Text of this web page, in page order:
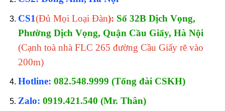
CS1(Đủ Mọi Loại Đàn): Số 32B Dịch Vọng,
Phường Dịch Vọng, Quận Cầu Giấy, Hà Nội
(Cạnh toà nhà FLC 265 đường Cầu Giấy rẽ vào
200m)
Hotline: 082.548.9999 (Tổng đài CSKH)
Zalo: 0919.421.540 (Mr. Thân)